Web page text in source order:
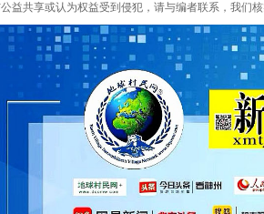
益共享或认为权益受到侵犯，请与编者联系，我们